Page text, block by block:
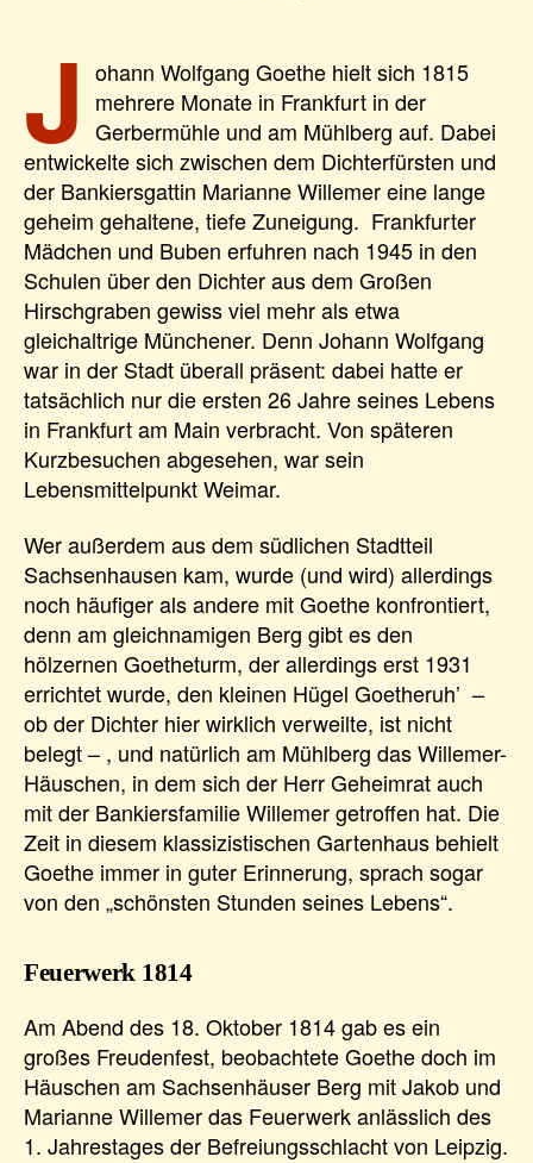
J ohann Wolfgang Goethe hielt sich 1815
mehrere Monate in Frankfurt in der
Gerbermühle und am Mühlberg auf. Dabei
entwickelte sich zwischen dem Dichterfürsten und
der Bankiersgattin Marianne Willemer eine lange
geheim gehaltene, tiefe Zuneigung. Frankfurter
Mädchen und Buben erfuhren nach 1945 in den
Schulen über den Dichter aus dem Großen
Hirschgraben gewiss viel mehr als etwa
gleichaltrige Münchener. Denn Johann Wolfgang
war in der Stadt überall präsent: dabei hatte er
tatsächlich nur die ersten 26 Jahre seines Lebens
in Frankfurt am Main verbracht. Von späteren
Kurzbesuchen abgesehen, war sein
Lebensmittelpunkt Weimar.
Wer außerdem aus dem südlichen Stadtteil
Sachsenhausen kam, wurde (und wird) allerdings
noch häufiger als andere mit Goethe konfrontiert,
denn am gleichnamigen Berg gibt es den
hölzernen Goetheturm, der allerdings erst 1931
errichtet wurde, den kleinen Hügel Goetheruh’ –
ob der Dichter hier wirklich verweilte, ist nicht
belegt – , und natürlich am Mühlberg das Willemer-
Häuschen, in dem sich der Herr Geheimrat auch
mit der Bankiersfamilie Willemer getroffen hat. Die
Zeit in diesem klassizistischen Gartenhaus behielt
Goethe immer in guter Erinnerung, sprach sogar
von den „schönsten Stunden seines Lebens“.
Feuerwerk 1814
Am Abend des 18. Oktober 1814 gab es ein
großes Freudenfest, beobachtete Goethe doch im
Häuschen am Sachsenhäuser Berg mit Jakob und
Marianne Willemer das Feuerwerk anlässlich des
1. Jahrestages der Befreiungsschlacht von Leipzig.